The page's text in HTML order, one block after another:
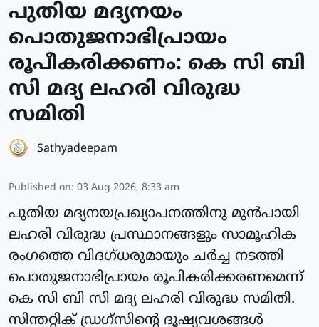
പുതിയ മദ്യനയം
പൊതുജനാഭിപ്രായം
രൂപീകരിക്കണം: കെ സി ബി
സി മദ്യ ലഹരി വിരുദ്ധ
സമിതി
Sathyadeepam
Published on: 03 Aug 2026, 8:33 am
പുതിയ മദ്യനയപ്രഖ്യാപനത്തിനു മുൻപായി
ലഹരി വിരുദ്ധ പ്രസ്ഥാനങ്ങളും സാമൂഹിക
രംഗത്തെ വിദഗ്ധരുമായും ചർച്ച നടത്തി
പൊതുജനാഭിപ്രായം രൂപികരിക്കരണമെന്ന്
കെ സി ബി സി മദ്യ ലഹരി വിരുദ്ധ സമിതി.
സിന്തറ്റിക് ഡ്രഗ്സിൻ്റെ ദൂഷ്യവശങ്ങൾ